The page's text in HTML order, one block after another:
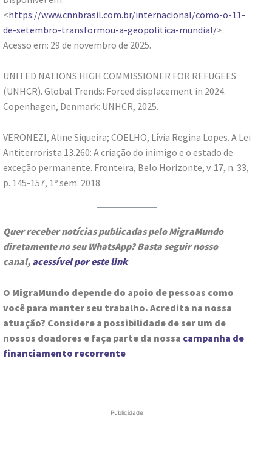
<https://www.cnnbrasil.com.br/internacional/como-o-11-
de-setembro-transformou-a-geopolitica-mundial/>.
Acesso em: 29 de novembro de 2025.
UNITED NATIONS HIGH COMMISSIONER FOR REFUGEES
(UNHCR). Global Trends: Forced displacement in 2024.
Copenhagen, Denmark: UNHCR, 2025.
VERONEZI, Aline Siqueira; COELHO, Lívia Regina Lopes. A Lei
Antiterrorista 13.260: A criação do inimigo e o estado de
exceção permanente. Fronteira, Belo Horizonte, v. 17, n. 33,
p. 145-157, 1º sem. 2018.
Quer receber notícias publicadas pelo MigraMundo
diretamente no seu WhatsApp? Basta seguir nosso
canal, acessível por este link
O MigraMundo depende do apoio de pessoas como
você para manter seu trabalho. Acredita na nossa
atuação? Considere a possibilidade de ser um de
nossos doadores e faça parte da nossa campanha de
financiamento recorrente
Publicidade